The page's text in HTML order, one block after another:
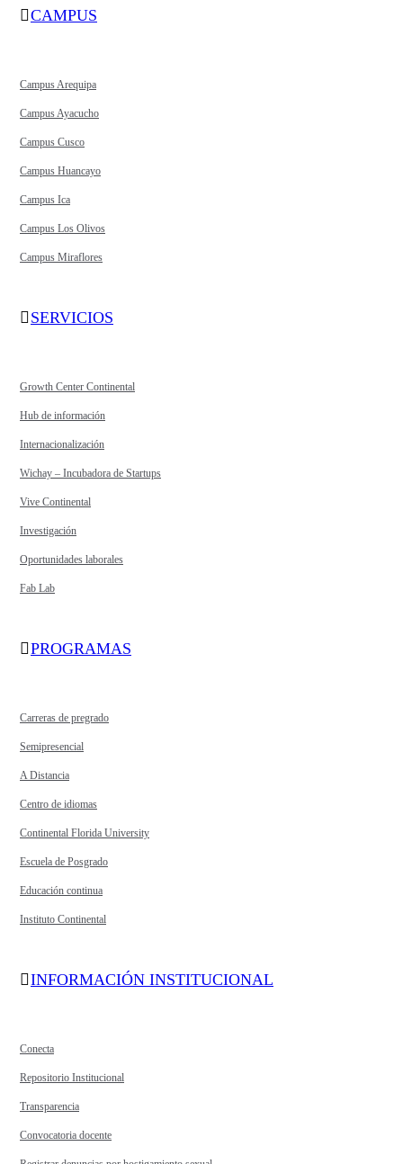
CAMPUS
Campus Arequipa
Campus Ayacucho
Campus Cusco
Campus Huancayo
Campus Ica
Campus Los Olivos
Campus Miraflores
SERVICIOS
Growth Center Continental
Hub de información
Internacionalización
Wichay – Incubadora de Startups
Vive Continental
Investigación
Oportunidades laborales
Fab Lab
PROGRAMAS
Carreras de pregrado
Semipresencial
A Distancia
Centro de idiomas
Continental Florida University
Escuela de Posgrado
Educación continua
Instituto Continental
INFORMACIÓN INSTITUCIONAL
Conecta
Repositorio Institucional
Transparencia
Convocatoria docente